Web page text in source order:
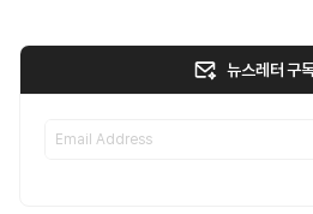
뉴스레터 구